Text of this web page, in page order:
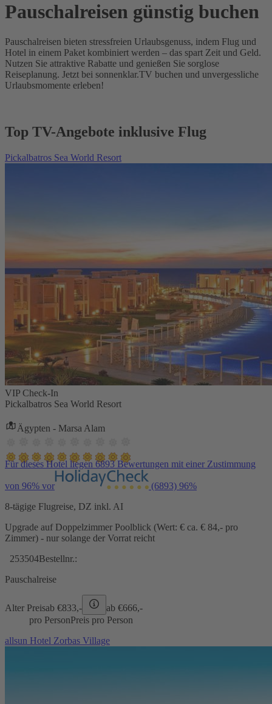
Pauschalreisen günstig buchen
Pauschalreisen bieten stressfreien Urlaubsgenuss, indem Flug und
Hotel in einem Paket kombiniert werden – das spart Zeit und Geld.
Nutzen Sie attraktive Rabatte und genießen Sie sorglose
Reiseplanung. Jetzt bei sonnenklar.TV buchen und unvergessliche
Urlaubsmomente erleben!
Top TV-Angebote inklusive Flug
Pickalbatros Sea World Resort
VIP Check-In
Pickalbatros Sea World Resort
Ägypten - Marsa Alam
Für dieses Hotel liegen 6893 Bewertungen mit einer Zustimmung
von 96% vor (6893) 96%
8-tägige Flugreise, DZ inkl. AI
Upgrade auf Doppelzimmer Poolblick (Wert: € ca. € 84,- pro
Zimmer) - nur solange der Vorrat reicht
253504Bestellnr.:
Pauschalreise
Alter Preisab €833,- ab €666,-
pro PersonPreis pro Person
allsun Hotel Zorbas Village